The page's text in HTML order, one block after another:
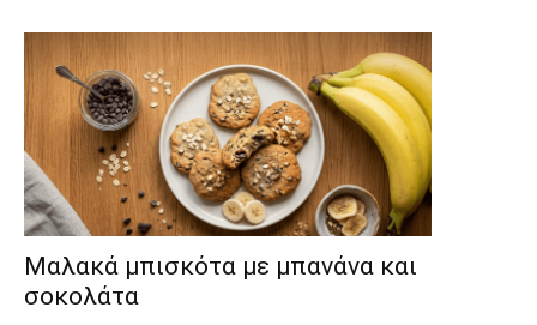
Μαλακά μπισκότα με μπανάνα και
σοκολάτα